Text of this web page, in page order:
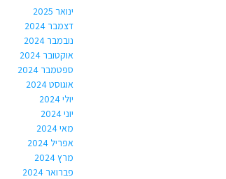
ינואר 2025
דצמבר 2024
נובמבר 2024
אוקטובר 2024
ספטמבר 2024
אוגוסט 2024
יולי 2024
יוני 2024
מאי 2024
אפריל 2024
מרץ 2024
פברואר 2024